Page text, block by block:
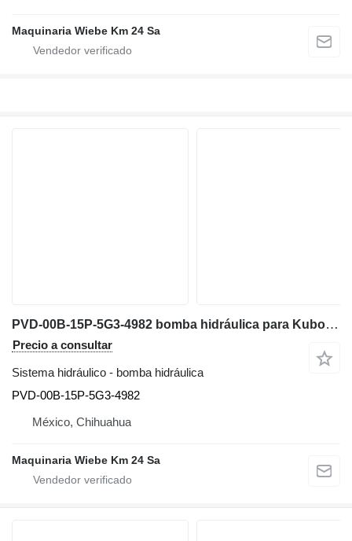
Maquinaria Wiebe Km 24 Sa
PVD-00B-15P-5G3-4982 bomba hidráulica para Kubota KX41-3V miniexcavadora
Precio a consultar
Sistema hidráulico - bomba hidráulica
PVD-00B-15P-5G3-4982
México, Chihuahua
Maquinaria Wiebe Km 24 Sa